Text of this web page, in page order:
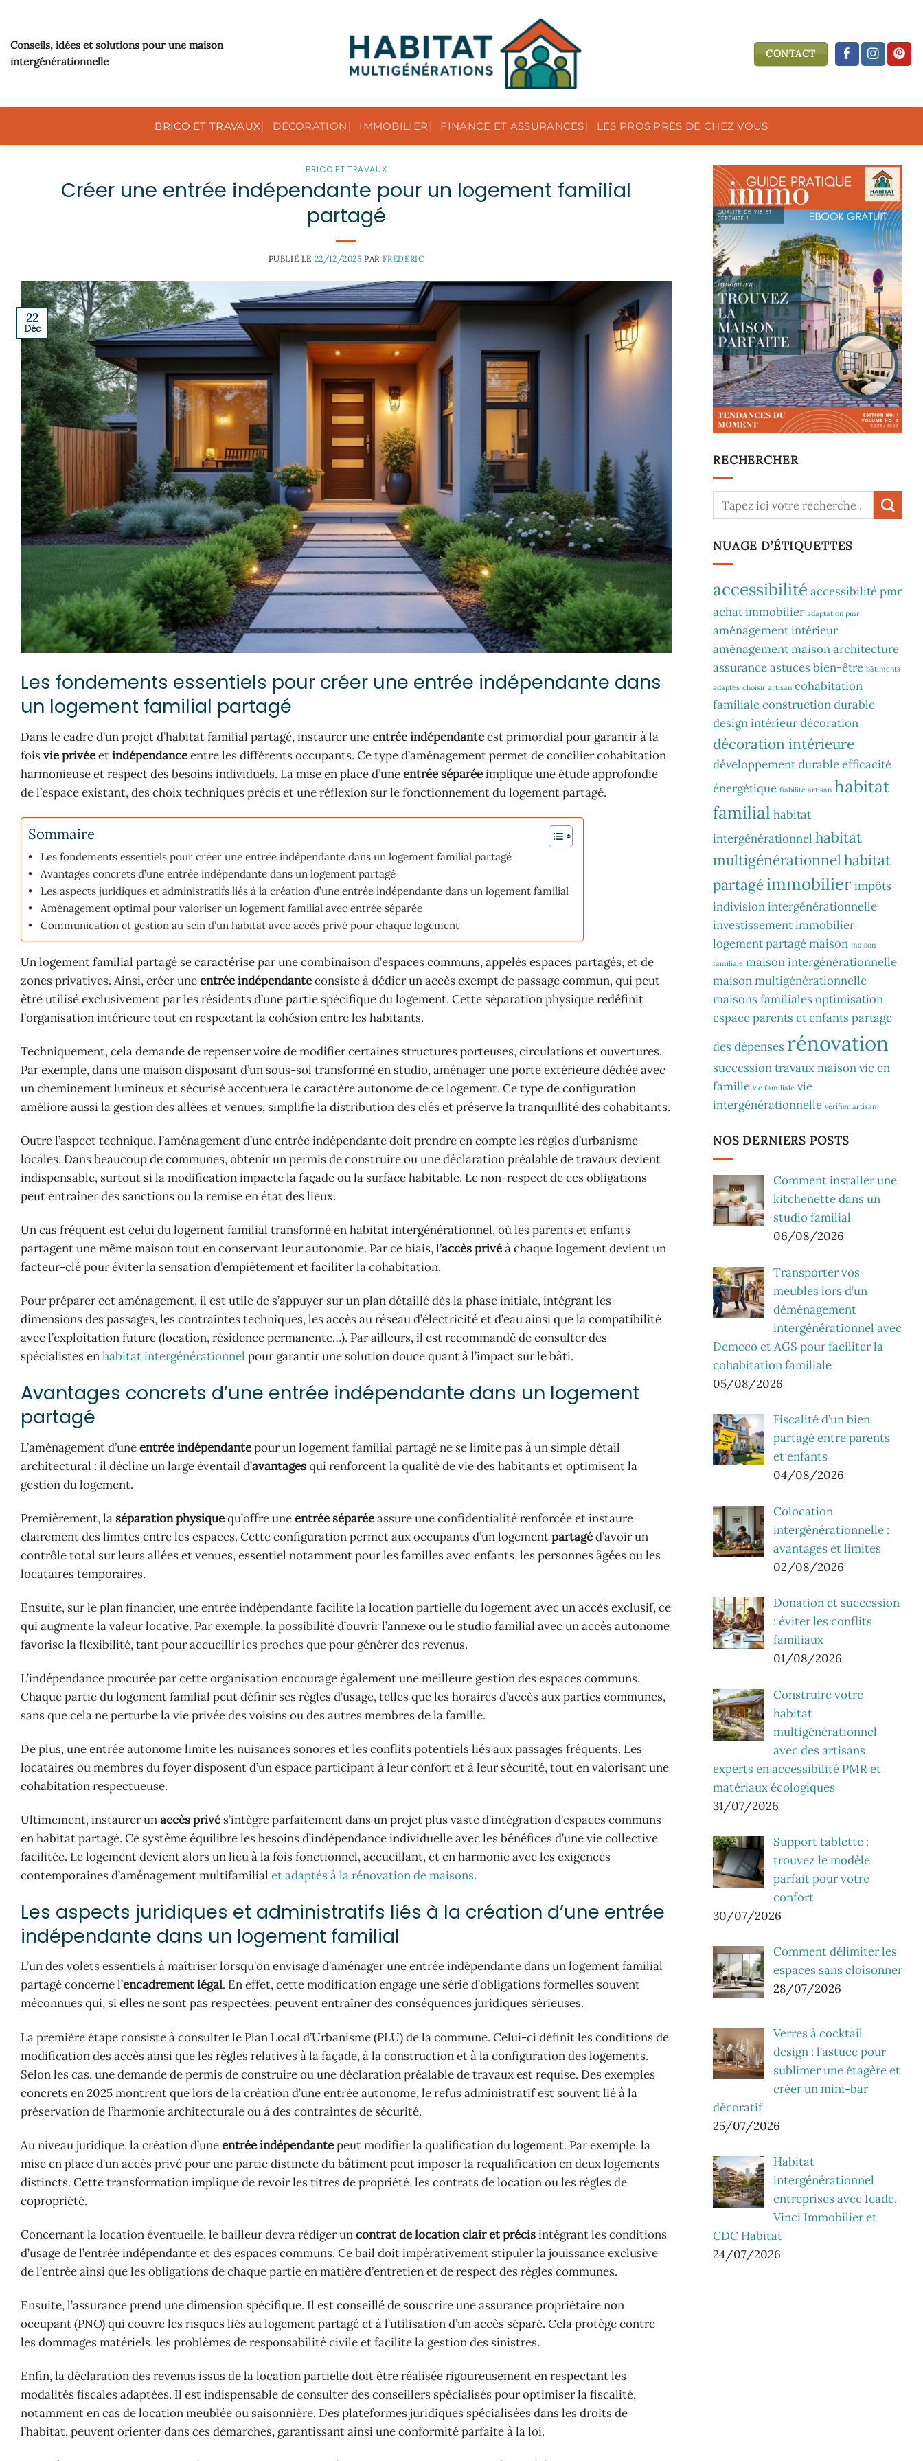
contenu
Conseils, idées et solutions pour une maison
intergénérationnelle
CONTACT
BRICO ET TRAVAUX DÉCORATION IMMOBILIER FINANCE ET ASSURANCES LES PROS PRÈS DE CHEZ VOUS
BRICO ET TRAVAUX
Créer une entrée indépendante pour un logement familial
partagé
PUBLIÉ LE 22/12/2025 PAR FREDERIC
22
Déc
Les fondements essentiels pour créer une entrée indépendante dans
un logement familial partagé
Dans le cadre d’un projet d’habitat familial partagé, instaurer uneentrée indépendanteest primordial pour garantir à la
fois vie privéeetindépendanceentre les différents occupants. Ce type d’aménagement permet de concilier cohabitation
harmonieuse et respect des besoins individuels. La mise en place d’uneentrée séparéeimplique une étude approfondie
de l’espace existant, des choix techniques précis et une réflexion sur le fonctionnement du logement partagé.
Sommaire
Les fondements essentiels pour créer une entrée indépendante dans un logement familial partagé
Avantages concrets d’une entrée indépendante dans un logement partagé
Les aspects juridiques et administratifs liés à la création d’une entrée indépendante dans un logement familial
Aménagement optimal pour valoriser un logement familial avec entrée séparée
Communication et gestion au sein d’un habitat avec accès privé pour chaque logement
Un logement familial partagé se caractérise par une combinaison d’espaces communs, appelés espaces partagés, et de
zones privatives. Ainsi, créer uneentrée indépendanteconsiste à dédier un accès exempt de passage commun, qui peut
être utilisé exclusivement par les résidents d’une partie spécifique du logement. Cette séparation physique redéfinit
l’organisation intérieure tout en respectant la cohésion entre les habitants.
Techniquement, cela demande de repenser voire de modifier certaines structures porteuses, circulations et ouvertures.
Par exemple, dans une maison disposant d’un sous-sol transformé en studio, aménager une porte extérieure dédiée avec
un cheminement lumineux et sécurisé accentuera le caractère autonome de ce logement. Ce type de configuration
améliore aussi la gestion des allées et venues, simplifie la distribution des clés et préserve la tranquillité des cohabitants.
Outre l’aspect technique, l’aménagement d’une entrée indépendante doit prendre en compte les règles d’urbanisme
locales. Dans beaucoup de communes, obtenir un permis de construire ou une déclaration préalable de travaux devient
indispensable, surtout si la modification impacte la façade ou la surface habitable. Le non-respect de ces obligations
peut entraîner des sanctions ou la remise en état des lieux.
Un cas fréquent est celui du logement familial transformé en habitat intergénérationnel, où les parents et enfants
partagent une même maison tout en conservant leur autonomie. Par ce biais, l’accès privéà chaque logement devient un
facteur-clé pour éviter la sensation d’empiètement et faciliter la cohabitation.
Pour préparer cet aménagement, il est utile de s’appuyer sur un plan détaillé dès la phase initiale, intégrant les
dimensions des passages, les contraintes techniques, les accès au réseau d’électricité et d’eau ainsi que la compatibilité
avec l’exploitation future (location, résidence permanente…). Par ailleurs, il est recommandé de consulter des
spécialistes enhabitat intergénérationnel pour garantir une solution douce quant à l’impact sur le bâti.
Avantages concrets d’une entrée indépendante dans un logement
partagé
L’aménagement d’uneentrée indépendantepour un logement familial partagé ne se limite pas à un simple détail
architectural : il décline un large éventail d’avantagesqui renforcent la qualité de vie des habitants et optimisent la
gestion du logement.
Premièrement, laséparation physiquequ’offre uneentrée séparéeassure une confidentialité renforcée et instaure
clairement des limites entre les espaces. Cette configuration permet aux occupants d’un logementpartagéd’avoir un
contrôle total sur leurs allées et venues, essentiel notamment pour les familles avec enfants, les personnes âgées ou les
locataires temporaires.
Ensuite, sur le plan financier, une entrée indépendante facilite la location partielle du logement avec un accès exclusif, ce
qui augmente la valeur locative. Par exemple, la possibilité d’ouvrir l’annexe ou le studio familial avec un accès autonome
favorise la flexibilité, tant pour accueillir les proches que pour générer des revenus.
L’indépendance procurée par cette organisation encourage également une meilleure gestion des espaces communs.
Chaque partie du logement familial peut définir ses règles d’usage, telles que les horaires d’accès aux parties communes,
sans que cela ne perturbe la vie privée des voisins ou des autres membres de la famille.
De plus, une entrée autonome limite les nuisances sonores et les conflits potentiels liés aux passages fréquents. Les
locataires ou membres du foyer disposent d’un espace participant à leur confort et à leur sécurité, tout en valorisant une
cohabitation respectueuse.
Ultimement, instaurer unaccès privé s’intègre parfaitement dans un projet plus vaste d’intégration d’espaces communs
en habitat partagé. Ce système équilibre les besoins d’indépendance individuelle avec les bénéfices d’une vie collective
facilitée. Le logement devient alors un lieu à la fois fonctionnel, accueillant, et en harmonie avec les exigences
contemporaines d’aménagement multifamilial et adaptés à la rénovation de maisons.
Les aspects juridiques et administratifs liés à la création d’une entrée
indépendante dans un logement familial
L’un des volets essentiels à maîtriser lorsqu’on envisage d’aménager une entrée indépendante dans un logement familial
partagé concerne l’encadrement légal. En effet, cette modification engage une série d’obligations formelles souvent
méconnues qui, si elles ne sont pas respectées, peuvent entraîner des conséquences juridiques sérieuses.
La première étape consiste à consulter le Plan Local d’Urbanisme (PLU) de la commune. Celui-ci définit les conditions de
modification des accès ainsi que les règles relatives à la façade, à la construction et à la configuration des logements.
Selon les cas, une demande de permis de construire ou une déclaration préalable de travaux est requise. Des exemples
concrets en 2025 montrent que lors de la création d’une entrée autonome, le refus administratif est souvent lié à la
préservation de l’harmonie architecturale ou à des contraintes de sécurité.
Au niveau juridique, la création d’uneentrée indépendantepeut modifier la qualification du logement. Par exemple, la
mise en place d’un accès privé pour une partie distincte du bâtiment peut imposer la requalification en deux logements
distincts. Cette transformation implique de revoir les titres de propriété, les contrats de location ou les règles de
copropriété.
Concernant la location éventuelle, le bailleur devra rédiger uncontrat de location clair et précisintégrant les conditions
d’usage de l’entrée indépendante et des espaces communs. Ce bail doit impérativement stipuler la jouissance exclusive
de l’entrée ainsi que les obligations de chaque partie en matière d’entretien et de respect des règles communes.
Ensuite, l’assurance prend une dimension spécifique. Il est conseillé de souscrire une assurance propriétaire non
occupant (PNO) qui couvre les risques liés au logement partagé et à l’utilisation d’un accès séparé. Cela protège contre
les dommages matériels, les problèmes de responsabilité civile et facilite la gestion des sinistres.
Enfin, la déclaration des revenus issus de la location partielle doit être réalisée rigoureusement en respectant les
modalités fiscales adaptées. Il est indispensable de consulter des conseillers spécialisés pour optimiser la fiscalité,
notamment en cas de location meublée ou saisonnière. Des plateformes juridiques spécialisées dans les droits de
l’habitat, peuvent orienter dans ces démarches, garantissant ainsi une conformité parfaite à la loi.
RECHERCHER
NUAGE D’ÉTIQUETTES
accessibilité accessibilité pmr
achat immobilier adaptation pmr
aménagement intérieur
aménagement maisonarchitecture
assuranceastuces bien-être bâtiments
adaptés choisir artisan cohabitation
familialeconstruction durable
design intérieurdécoration
décoration intérieure
développement durableefficacité
énergétique fiabilité artisan habitat
familial habitat
intergénérationnel habitat
multigénérationnelhabitat
partagéimmobilierimpôts
indivisionintergénérationnelle
investissement immobilier
logement partagémaison maison
familiale maison intergénérationnelle
maison multigénérationnelle
maisons familiales optimisation
espaceparents et enfants partage
des dépenses rénovation
successiontravaux maisonvie en
famille vie familiale vie
intergénérationnelle vérifier artisan
NOS DERNIERS POSTS
Comment installer une
kitchenette dans un
studio familial
06/08/2026
Transporter vos
meubles lors d’un
déménagement
intergénérationnel avec
Demeco et AGS pour faciliter la
cohabitation familiale
05/08/2026
Fiscalité d’un bien
partagé entre parents
et enfants
04/08/2026
Colocation
intergénérationnelle :
avantages et limites
02/08/2026
Donation et succession
: éviter les conflits
familiaux
01/08/2026
Construire votre
habitat
multigénérationnel
avec des artisans
experts en accessibilité PMR et
matériaux écologiques
31/07/2026
Support tablette :
trouvez le modèle
parfait pour votre
confort
30/07/2026
Comment délimiter les
espaces sans cloisonner
28/07/2026
Verres à cocktail
design : l’astuce pour
sublimer une étagère et
créer un mini-bar
décoratif
25/07/2026
Habitat
intergénérationnel
entreprises avec Icade,
Vinci Immobilier et
CDC Habitat
24/07/2026